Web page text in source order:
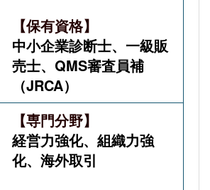
【保有資格】
中小企業診断士、一級販
売士、QMS審査員補
（JRCA）
【専門分野】
経営力強化、組織力強
化、海外取引